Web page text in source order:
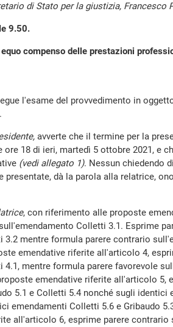
di Stato per la giustizia, Francesco
9.50.
compenso delle prestazioni
l'esame del provvedimento in
avverte che il termine per la
ore 18 di ieri, martedì 5 ottobre 2021, e
(vedi allegato 1). Nessun chiedendo
presentate, dà la parola alla relatrice,
, con riferimento alle proposte
Colletti 3.1. Esprime
mentre formula parere contrario
emendative riferite all'articolo 4,
mentre formula parere favorevole
emendative riferite all'articolo 5,
5.1 e Colletti 5.4 nonché sugli identici
emendamenti Colletti 5.6 e Gribaudo
all'articolo 6, esprime parere contrario